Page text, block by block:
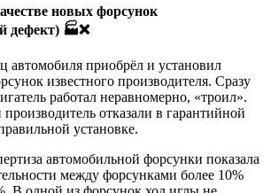
новых форсунок
дефект) 🏭❌
автомобиля приобрёл и установил
известного производителя. Сразу
работал неравномерно, «троил».
отказали в гарантийной
установке.
автомобильной форсунки показала
между форсунками более 10%